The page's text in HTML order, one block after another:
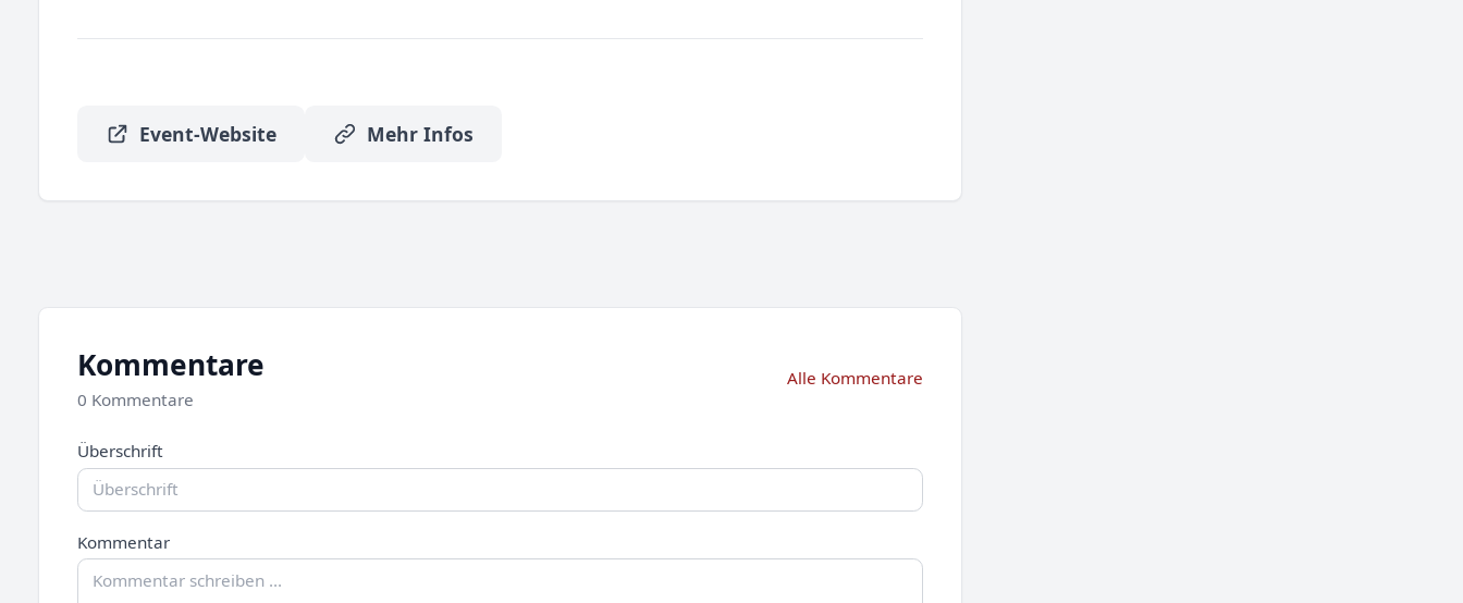
Event-Website Mehr Infos
Kommentare
0 Kommentare
Alle Kommentare
Überschrift
Kommentar